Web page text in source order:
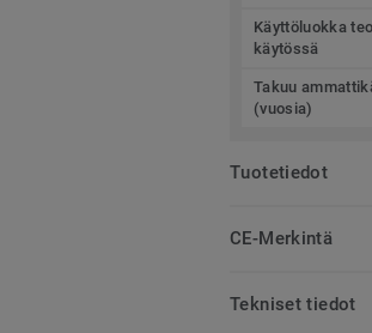
Käyttöluokka
käytössä
Takuu
(vuosia)
Tuotetiedot
CE-Merkintä
Tekniset tiedot